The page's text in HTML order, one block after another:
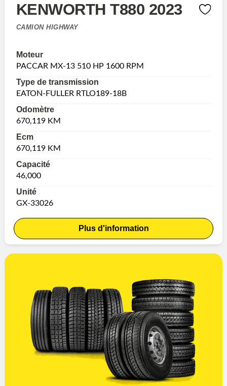
KENWORTH T880 2023
CAMION HIGHWAY
Moteur
PACCAR MX-13 510 HP 1600 RPM
Type de transmission
EATON-FULLER RTLO189-18B
Odomètre
670,119 KM
Ecm
670,119 KM
Capacité
46,000
Unité
GX-33026
Plus d'information